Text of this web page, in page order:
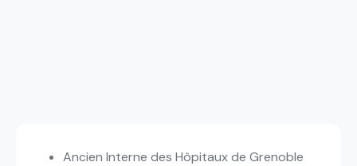
Ancien Interne des Hôpitaux de Grenoble